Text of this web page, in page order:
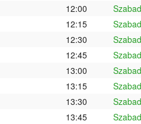
12:00
Szabad
12:15
Szabad
12:30
Szabad
12:45
Szabad
13:00
Szabad
13:15
Szabad
13:30
Szabad
13:45
Szabad